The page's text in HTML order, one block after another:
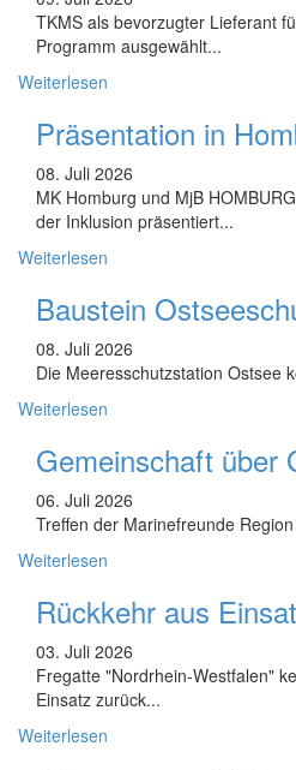
TKMS als bevorzugter Lieferant
Programm ausgewählt...
Weiterlesen
Präsentation in
08. Juli 2026
MK Homburg und MjB
der Inklusion präsentiert...
Weiterlesen
Baustein
08. Juli 2026
Die Meeresschutzstation Ostsee
Weiterlesen
Gemeinschaft über
06. Juli 2026
Treffen der Marinefreunde
Weiterlesen
Rückkehr aus
03. Juli 2026
Fregatte "Nordrhein-Westfalen"
Einsatz zurück...
Weiterlesen